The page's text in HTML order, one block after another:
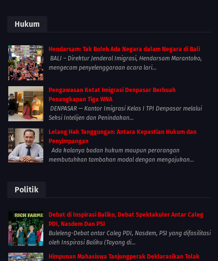
Hukum
Hendarsam: Tak Boleh Ada Negara dalam Negara di Bali
BALI – Direktur Jenderal Imigrasi, Hendarsam Marantoko,
mengecam penyelenggaraan acara lari...
Pengawasan Ketat Imigrasi Denpasar Berbuah
Penangkapan Tiga WNA
DENPASAR — Kantor Imigrasi Kelas I TPI Denpasar melalui
Seksi Intelijen dan Penindakan...
Lelang Hak Tanggungan: Antara Kepastian Hukum dan
Penyimpangan
Ada kalanya badan hukum maupun perorangan
membutuhkan tambahan modal dengan mengajukan...
Politik
Debat di Inspirasi Baliku, Debat Spektakuler Antar Caleg
PDI, Nasdem Dan PSI
Buleleng-Debat antar Caleg PDI, Nasdem, PSI yang difasilitasi
oleh Inspirasi Baliku (Tayang di...
Himpunan Mahasiswa Tanjungperak Deklarasikan Tolak